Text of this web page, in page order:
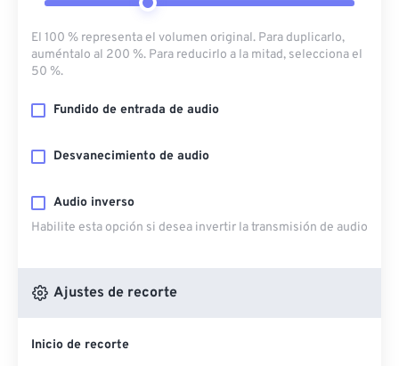
El 100 % representa el volumen original. Para duplicarlo,
auméntalo al 200 %. Para reducirlo a la mitad, selecciona el
50 %.
Fundido de entrada de audio
Desvanecimiento de audio
Audio inverso
Habilite esta opción si desea invertir la transmisión de audio
Ajustes de recorte
Inicio de recorte